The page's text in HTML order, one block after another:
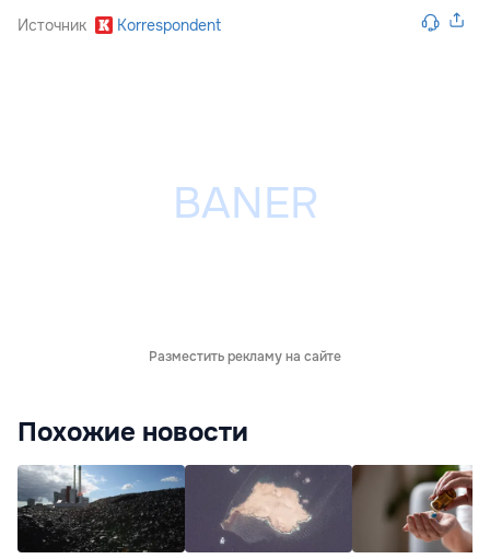
Источник Korrespondent
Разместить рекламу на сайте
Похожие новости